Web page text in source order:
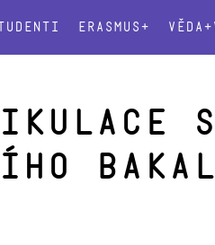
Erasmus+